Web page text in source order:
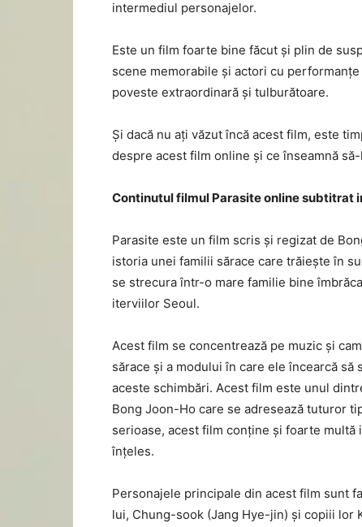
intermediul personajelor.
Este un film foarte bine făcut și plin de
scene memorabile și actori cu
poveste extraordinară și tulburătoare.
Și dacă nu ați văzut încă acest film, este
despre acest film online și ce înseamnă
Continutul filmul Parasite online subtitrat
Parasite este un film scris și regizat de
istoria unei familii sărace care trăiește în
se strecura într-o mare familie bine
iterviilor Seoul.
Acest film se concentrează pe muzic și
sărace și a modului în care ele încearcă să
aceste schimbări. Acest film este unul
Bong Joon-Ho care se adresează tuturor
serioase, acest film conține și foarte
înțeles.
Personajele principale din acest film sunt
lui, Chung-sook (Jang Hye-jin) și copiii lor